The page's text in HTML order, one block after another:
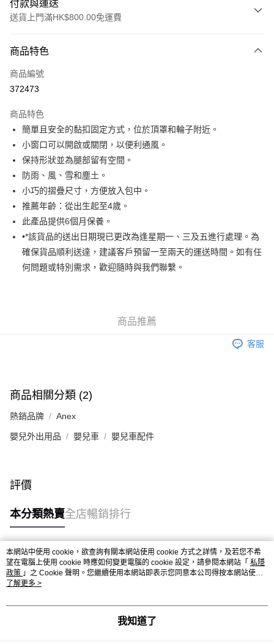
付款與運送
送貨上門滿HK$800.00免運費
信用卡
Apple Pay
AlipayHK
PayMe
WeChat Pay
送貨方式
香港配送
每筆HK$55.00，滿HK$800.00或以上免運費
澳門配送
商品特色
商品編號
372473
商品特色
簡單且安全的黏扣固定方式，位於頂罩和輪子附近。
小窗口可以開啟或關閉，以便利通風。
保持形狀並為腿部留有空間。
防雨、風、雪和塵土。
小巧的摺疊尺寸，方便放入包中。
推薦年齡：從出生起至4歲。
此產品提供6個月保養。
•*該貨品的送出日期現已更改為逢星期一、三及五進行處理。為
確保貨品順利送達，建議客戶預留一至兩天的運送時間。如有任
何問題或特別需求，歡迎隨時與我們聯繫。
商品推薦
客服
商品相關分類 (2)
熱銷品牌 Anex
嬰兒外出用品 嬰兒車 嬰兒車配件
評價
本分類熱賣全店暢銷排行
熱門標籤
熱銷排行
本網站中使用 cookie，欲查詢有關本網站使用 cookie 方式之詳情，及若您不希
望在電腦上使用 cookie 時應如何變更電腦的 cookie 設定，請參閱本網站「 私隱
政策 」之 Cookie 聲明。您繼續使用本網站即表示您同意本公司得按本網站使用
條款之 Cookie 聲明使用 cookie。
了解更多 >
我知道了